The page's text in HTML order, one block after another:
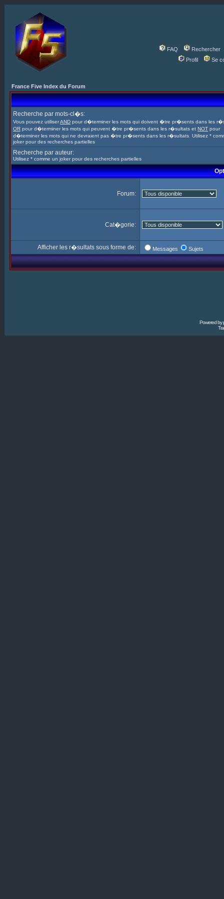
FAQ
Rechercher
Profil
Se
France Five Index du Forum
Recherche par mots-cl�s:
Vous pouvez utiliserAND pour d�terminer les mots qui doivent �tre pr�sents dans les
OR pour d�terminer les mots qui peuvent �tre pr�sents dans les r�sultats et NOT pour
d�terminer les mots qui ne devraient pas �tre pr�sents dans les r�sultats. Utilisez *
joker pour des recherches partielles
Recherche par auteur:
Utilisez * comme un joker pour des recherches partielles
Forum:
Cat�gorie:
Afficher les r�sultats sous forme de: Messages Sujets
Powered by